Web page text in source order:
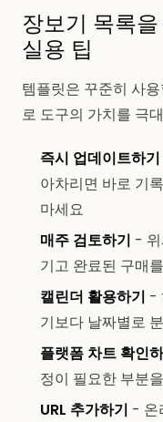
장보기 목록
실용 팁
템플릿은 꾸준히 사
로 도구의 가치를 극
즉시 업데이트하기
아차리면 바로 기
마세요
매주 검토하기 - 위
기고 완료된 구매
캘린더 활용하기 -
기보다 날짜별로
플랫폼 차트 확인
정이 필요한 부분
URL 추가하기 - 온